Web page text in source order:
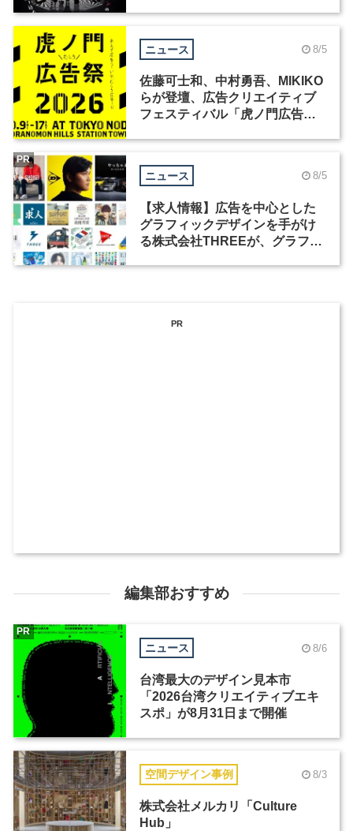
ニュース 8/5
佐藤可士和、中村勇吾、MIKIKO
らが登壇、広告クリエイティブ
フェスティバル「虎ノ門広告
ニュース 8/5
【求人情報】広告を中心とした
グラフィックデザインを手がけ
る株式会社THREEが、グラフィ
PR
PR
編集部おすすめ
ニュース 8/6
台湾最大のデザイン見本市
「2026台湾クリエイティブエキ
スポ」が8月31日まで開催
PR
空間デザイン事例 8/3
株式会社メルカリ「Culture
Hub」